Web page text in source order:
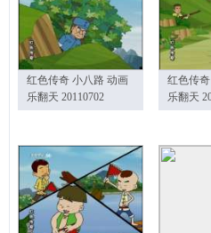
红色传奇 小八路 动画
乐翻天 20110702
红色传
乐翻天